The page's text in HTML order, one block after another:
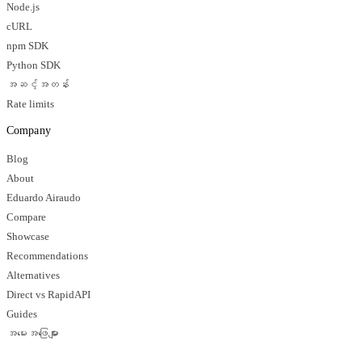
Node.js
cURL
npm SDK
Python SDK
အဆင့်အတန်း
Rate limits
Company
Blog
About
Eduardo Airaudo
Compare
Showcase
Recommendations
Alternatives
Direct vs RapidAPI
Guides
အမေးအဖြေများ